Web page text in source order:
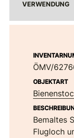
VERWENDUNG
ÖMV/
OBJEKTART
Bemaltes
Flugloch